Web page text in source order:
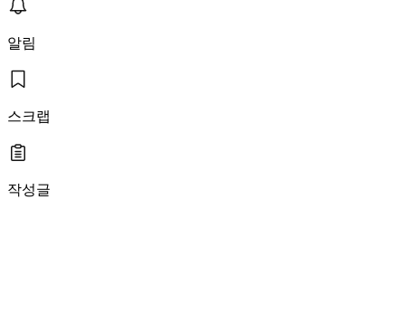
알림
스크랩
작성글